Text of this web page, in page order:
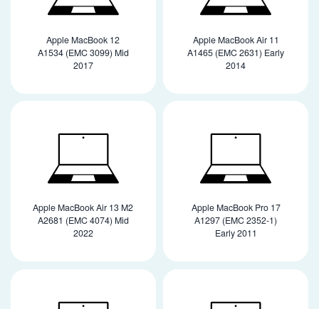
Apple MacBook 12
A1534 (EMC 3099) Mid
2017
Apple MacBook Air 11
A1465 (EMC 2631) Early
2014
Apple MacBook Air 13 M2
A2681 (EMC 4074) Mid
2022
Apple MacBook Pro 17
A1297 (EMC 2352-1)
Early 2011